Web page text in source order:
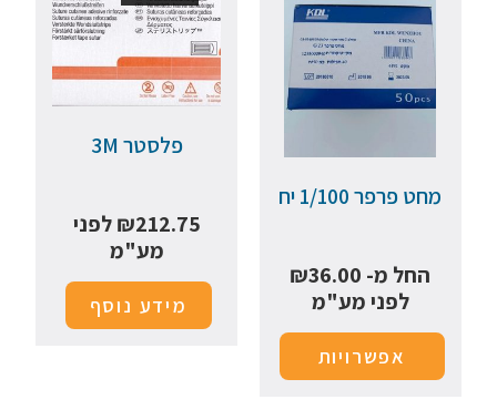
מחט פרפר 1/100 יח
החל מ- ₪36.00
לפני מע"מ
אפשרויות
פלסטר 3M
₪212.75
לפני
מע"מ
מידע נוסף